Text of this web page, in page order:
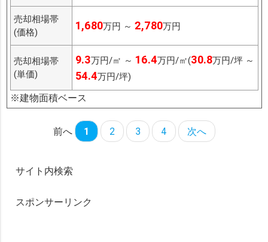
売却相場帯
(価格)
1,680万円 ～ 2,780万円
売却相場帯
(単価)
9.3万円/㎡ ～ 16.4万円/㎡(30.8万円/坪 ～
54.4万円/坪)
※建物面積ベース
前へ 1 2 3 4 次へ
サイト内検索
スポンサーリンク